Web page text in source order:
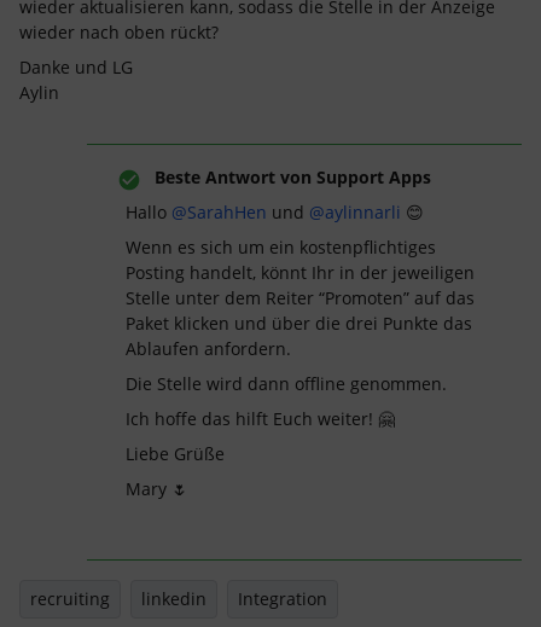
wieder aktualisieren kann, sodass die Stelle in der Anzeige
wieder nach oben rückt?
Danke und LG
Aylin
Beste Antwort von Support Apps
Hallo @SarahHen und @aylinnarli 😊
Wenn es sich um ein kostenpflichtiges
Posting handelt, könnt Ihr in der jeweiligen
Stelle unter dem Reiter “Promoten” auf das
Paket klicken und über die drei Punkte das
Ablaufen anfordern.
Die Stelle wird dann offline genommen.
Ich hoffe das hilft Euch weiter! 🤗
Liebe Grüße
Mary 🌷
recruiting linkedin Integration